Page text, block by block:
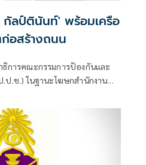
กัลป์ตินันท์' พร้อมเครือ
อสร้างถนน
ธิการคณะกรรมการป้องกันและ
ป.ช.) ในฐานะโฆษกสำนักงาน
งตำแหน่งนายกเทศมนตรีนคร
ธานี